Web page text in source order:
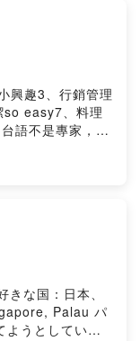
Czech
行が大好き
、日本、美学
ドキャストを作
Hosting
興趣3、行銷管理
so easy7、料理
語不是專家，但
學、行銷學、
Czech
行が大好き
、日本、美学
キャストを作
Hosting
な国：日本、
Palau パ
ようとしていま